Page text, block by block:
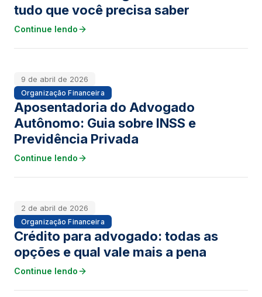
tudo que você precisa saber
Continue lendo
9 de abril de 2026
Organização Financeira
Aposentadoria do Advogado
Autônomo: Guia sobre INSS e
Previdência Privada
Continue lendo
2 de abril de 2026
Organização Financeira
Crédito para advogado: todas as
opções e qual vale mais a pena
Continue lendo